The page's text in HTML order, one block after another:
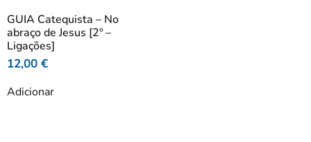
GUIA Catequista – No
abraço de Jesus [2º –
Ligações]
12,00 €
Adicionar